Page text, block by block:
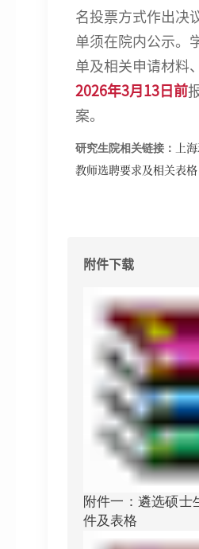
名投票方式作出决
单须在院内公示。
单及相关申请材料
2026年3月13日前
案。
研究生院相关链接：
上
教师选聘要求及相关表格
附件下载
附件一：遴选硕士
件及表格